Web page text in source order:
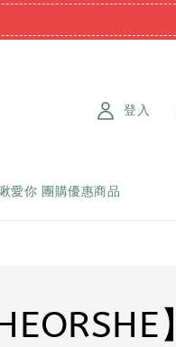
愛你 團購優惠商品
登入
】